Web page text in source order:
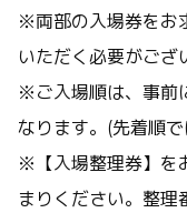
※両部の入場券をお
いただく必要がござ
※ご入場順は、事前
なります。(先着順
※【入場整理券】を
まりください。整理